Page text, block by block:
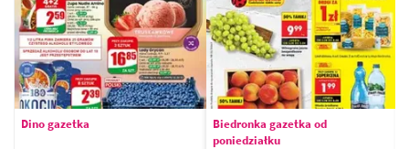
Dino gazetka
Biedronka gazetka od
poniedziałku